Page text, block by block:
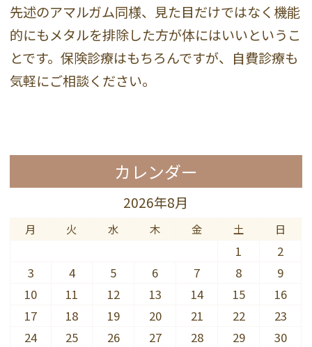
先述のアマルガム同様、見た目だけではなく機能
的にもメタルを排除した方が体にはいいというこ
とです。保険診療はもちろんですが、自費診療も
気軽にご相談ください。
カレンダー
2026年8月
月 火 水 木 金 土 日
1
2
3
4 5 6 7 8
9
10
11 12 13 14 15
16
17
18 19 20 21 22
23
24
25 26 27 28 29
30